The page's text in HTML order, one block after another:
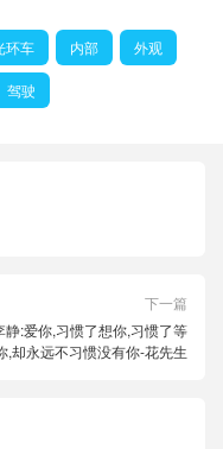
环车 内部 外观
驾驶
下一篇
静:爱你,习惯了想你,习惯了等
,却永远不习惯没有你-花先生